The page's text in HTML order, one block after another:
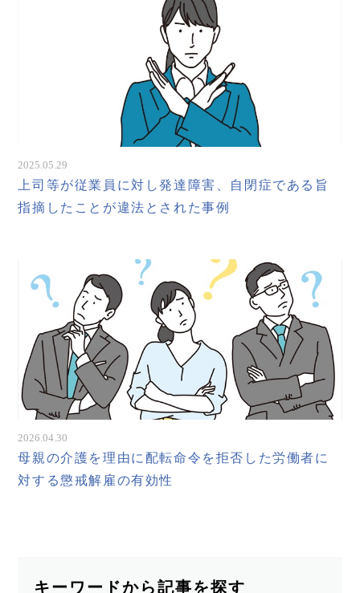
2025.05.29
上司等が従業員に対し発達障害、自閉症である旨
指摘したことが違法とされた事例
2026.04.30
母親の介護を理由に配転命令を拒否した労働者に
対する懲戒解雇の有効性
キーワードから記事を探す